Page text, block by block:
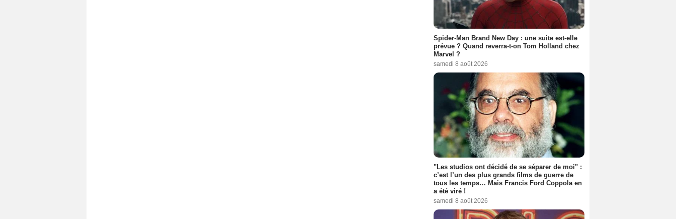
Spider-Man Brand New Day : une suite est-elle
prévue ? Quand reverra-t-on Tom Holland chez
Marvel ?
samedi 8 août 2026
"Les studios ont décidé de se séparer de moi" :
c’est l’un des plus grands films de guerre de
tous les temps… Mais Francis Ford Coppola en
a été viré !
samedi 8 août 2026